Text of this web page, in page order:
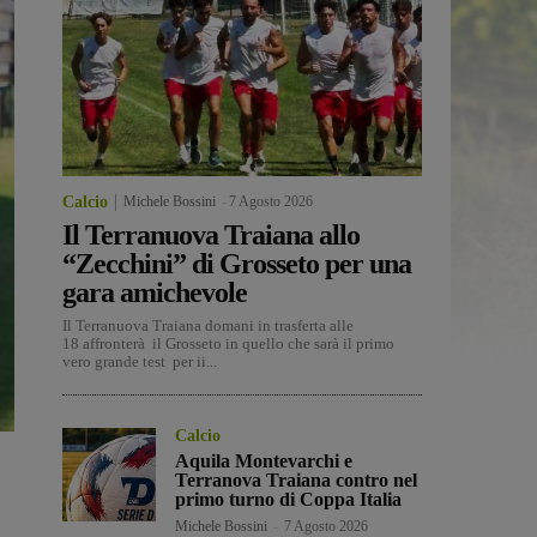
Calcio Michele Bossini 7 Agosto 2026
Il Terranuova Traiana allo
“Zecchini” di Grosseto per una
gara amichevole
Il Terranuova Traiana domani in trasferta alle
18 affronterà il Grosseto in quello che sarà il primo
vero grande test per ii...
Calcio
Aquila Montevarchi e
Terranova Traiana contro nel
primo turno di Coppa Italia
Michele Bossini 7 Agosto 2026